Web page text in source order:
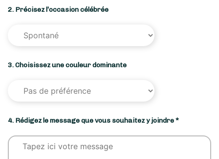
2. Précisez l’occasion célébrée
3. Choisissez une couleur dominante
4. Rédigez le message que vous souhaitez y joindre *